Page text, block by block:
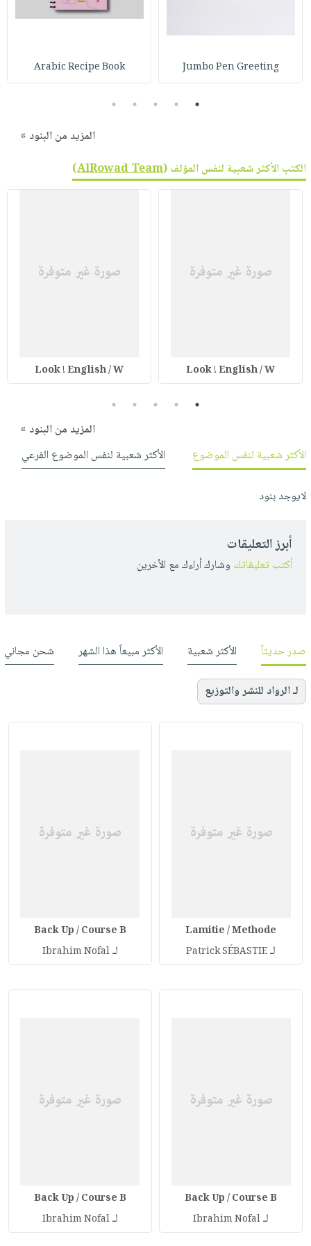
طرحها
كتابك
تواصل
نشرة
Jumbo Pen Greeting
Arabic Recipe Book
1
2
3
4
5
المزيد من البنود »
الكتب الأكثر شعبية لنفس المؤلف (AlRowad Team
)
Look ! English / W
Look ! English / W
1
2
3
4
5
المزيد من البنود »
الأكثر شعبية لنفس الموضوع
الأكثر شعبية لنفس الموضوع الفرعي
لايوجد بنود
أبرز التعليقات
أكتب تعليقاتك وشارك أراءك مع الأخرين
صدر حديثاً الأكثر شعبية الأكثر مبيعاً هذا الشهر شحن مجاني
لـ الرواد للنشر والتوزيع
Lamitie / Methode
لـPatrick SÉBASTIE
Back Up / Course B
لـIbrahim Nofal
Back Up / Course B
لـIbrahim Nofal
Back Up / Course B
لـIbrahim Nofal